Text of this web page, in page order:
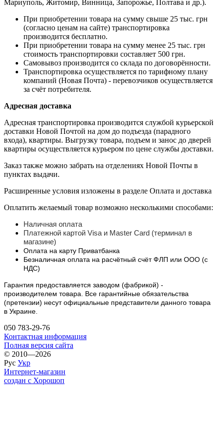
Мариуполь, Житомир, Винница, Запорожье, Полтава и др.).
При приобретении товара на сумму свыше 25 тыс. грн
(согласно ценам на сайте) транспортировка
производится бесплатно.
При приобретении товара на сумму менее 25 тыс. грн
стоимость транспортировки составляет 500 грн.
Самовывоз производится со склада по договорённости.
Транспортировка осуществляется по тарифному плану
компаний (Новая Почта) - перевозчиков осуществляется
за счёт потребителя.
Адресная доставка
Адресная транспортировка производится службой курьерской
доставки Новой Почтой на дом до подъезда (парадного
входа), квартиры. Выгрузку товара, подъем и занос до дверей
квартиры осуществляется курьером по цене службы доставки.
Заказ также можно забрать на отделениях Новой Почты в
пунктах выдачи.
Расширенные условия изложены в разделе Оплата и доставка
Оплатить желаемый товар возможно несколькими способами:
Наличная оплата
Платежной картой Visa и Master Card (терминал в
магазине)
Оплата на карту Приватбанка
Безналичная оплата на расчётный счёт ФЛП или ООО (с
НДС)
Гарантия предоставляется заводом (фабрикой) -
производителем товара. Все гарантийные обязательства
(претензии) несут официальные представители данного товара
в Украине.
050 783-29-76
Контактная информация
Полная версия сайта
© 2010—2026
Рус Укр
Интернет-магазин
создан с Хорошоп